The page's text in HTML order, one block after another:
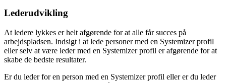
Lederudvikling
At ledere lykkes er helt afgørende for at alle får succes på
arbejdspladsen. Indsigt i at lede personer med en Systemizer profil
eller selv at være leder med en Systemizer profil er afgørende for at
skabe de bedste resultater.
Er du leder for en person med en Systemizer profil eller er du leder